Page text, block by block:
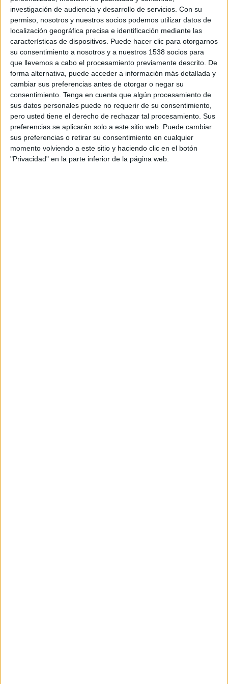
investigación de audiencia y desarrollo de servicios. Con su
permiso, nosotros y nuestros socios podemos utilizar datos de
localización geográfica precisa e identificación mediante las
características de dispositivos. Puede hacer clic para otorgarnos
su consentimiento a nosotros y a nuestros 1538 socios para
que llevemos a cabo el procesamiento previamente descrito. De
forma alternativa, puede acceder a información más detallada y
cambiar sus preferencias antes de otorgar o negar su
consentimiento. Tenga en cuenta que algún procesamiento de
sus datos personales puede no requerir de su consentimiento,
pero usted tiene el derecho de rechazar tal procesamiento. Sus
preferencias se aplicarán solo a este sitio web. Puede cambiar
sus preferencias o retirar su consentimiento en cualquier
momento volviendo a este sitio y haciendo clic en el botón
"Privacidad" en la parte inferior de la página web.
bitllets no és possible.
De la seva banda, tant l'SNFC com Renfe es
resisteixen a oficialitzar la posada en servei de
la nova línia. L'operador francès apunta que
possiblement la propera setmana farà oficial la
data i els detalls del servei, mentre que Renfe
afirma que no hi ha res tancat i que la nova línia
no figura en la seva oferta comercial a curt
termini.